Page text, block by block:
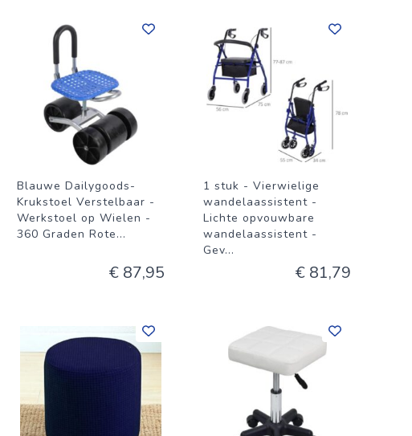
Blauwe Dailygoods-
Krukstoel Verstelbaar -
Werkstoel op Wielen -
360 Graden Rote...
€ 87,95
1 stuk - Vierwielige
wandelaassistent -
Lichte opvouwbare
wandelaassistent -
Gev...
€ 81,79